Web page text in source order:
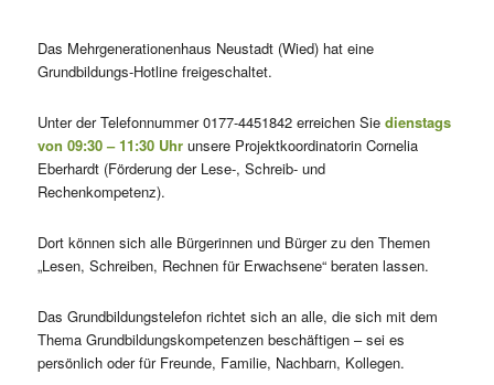
Das Mehrgenerationenhaus Neustadt (Wied) hat eine
Grundbildungs-Hotline freigeschaltet.
Unter der Telefonnummer 0177-4451842 erreichen Sie dienstags
von 09:30 – 11:30 Uhrunsere Projektkoordinatorin Cornelia
Eberhardt (Förderung der Lese-, Schreib- und
Rechenkompetenz).
Dort können sich alle Bürgerinnen und Bürger zu den Themen
„Lesen, Schreiben, Rechnen für Erwachsene“ beraten lassen.
Das Grundbildungstelefon richtet sich an alle, die sich mit dem
Thema Grundbildungskompetenzen beschäftigen – sei es
persönlich oder für Freunde, Familie, Nachbarn, Kollegen.